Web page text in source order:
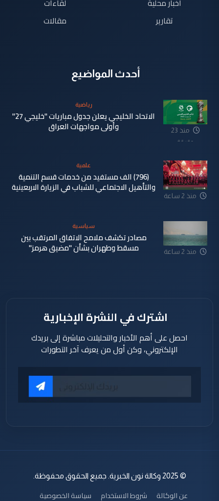
تقارير
مقالات
أحدث المواضيع
منذ 23
دقيقة
رياضية
الاتحاد الخليجي يعلن جدول مباريات "خليجي 27"
وأولى مواجهات العراق
منذ 2 ساعة
علمية
(796) الف مستفيد من خدمات قسم التنمية
والتأهيل الاجتماعي للشباب في الزيارة الاربعينية
منذ 2 ساعة
سياسية
مصادر تكشف ملامح الاتفاق المرتقب بين
مسقط وطهران بشأن "مضيق هرمز"
اشترك في النشرة الإخبارية
احصل على أهم الأخبار والتحليلات مباشرة إلى بريدك
الإلكتروني، وكن أول من يعرف آخر التطورات
© 2025 وكالة نون الخبرية. جميع الحقوق محفوظة.
عن الوكالة شروط الاستخدام
سياسة الخصوصية